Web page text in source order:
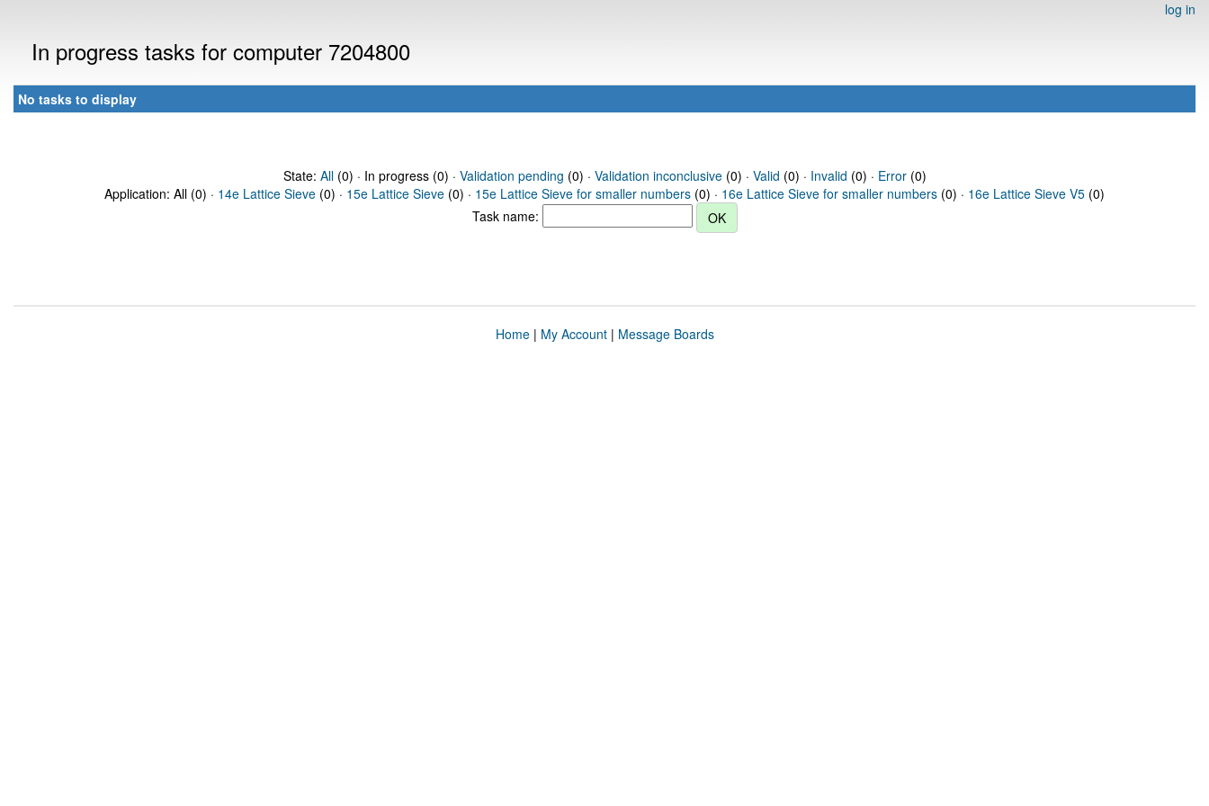
log in
In progress tasks for computer 7204800
No tasks to display
State: All(0) · In progress (0) · Validation pending (0) · Validation inconclusive(0) · Valid (0) · Invalid (0) · Error(0)
Application: All (0) · 14e Lattice Sieve (0) · 15e Lattice Sieve (0) · 15e Lattice Sieve for smaller numbers (0) · 16e Lattice Sieve for smaller numbers (0) · 16e Lattice Sieve V5 (0)
Task name:
Home| My Account| Message Boards